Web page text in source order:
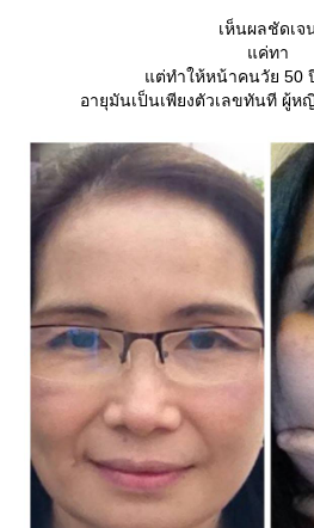
เห็นผลชัดเจ
ค่ทา
ต่ทำให้หน้าคนวัย 50
อายุมันเป็นเพียงตัวเลขทันที ผู้ห